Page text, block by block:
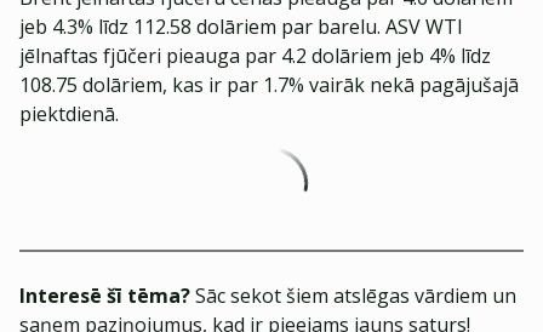
jeb 4.3% līdz 112.58 dolāriem par barelu. ASV WTI
jēlnaftas fjūčeri pieauga par 4.2 dolāriem jeb 4% līdz
108.75 dolāriem, kas ir par 1.7% vairāk nekā pagājušajā
piektdienā.
Interesē šī tēma?Sāc sekot šiem atslēgas vārdiem un
saņem paziņojumus, kad ir pieejams jauns saturs!